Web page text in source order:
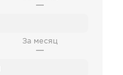
—
За месяц
—